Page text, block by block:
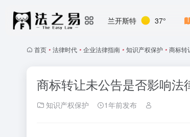
兰开斯特 37°
首页 • 法律时代 • 企业法律指南 • 知识产权保护 • 商标转
商标转让未公告是否影响法
知识产权保护 1年前发布